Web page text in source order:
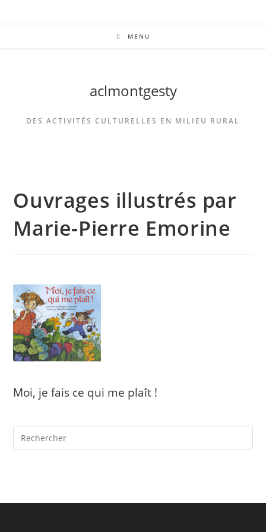
MENU
aclmontgesty
DES ACTIVITÉS CULTURELLES EN MILIEU RURAL
Ouvrages illustrés par
Marie-Pierre Emorine
Moi, je fais ce qui me plaît !